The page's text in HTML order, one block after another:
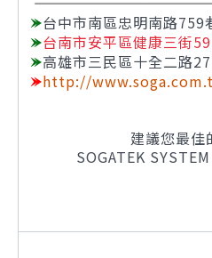
台中市南區忠明南路759
台南市安平區健康三街
高雄市三民區十全二路
http://
建議您最佳
SOGATEK SYSTEM